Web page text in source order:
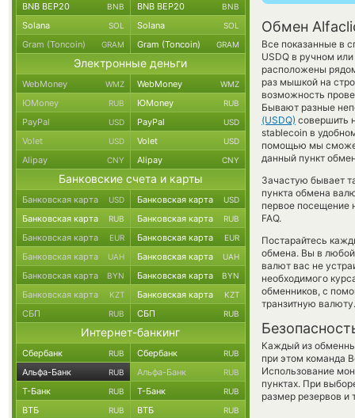
Обмен
Все показанные в
USDQ в ручном
расположены
раз мышкой на
возможность
Бывают разные
(USDQ) совершить
stablecoin в
помощью мы
данный пункт
Зачастую бывает
пункта обмена
первое посещение
FAQ.
Постарайтесь
обмена. Вы в
валют вас не
необходимого
обменников, с
транзитную валюту.
Каждый из
при этом команда
Использование
пунктах. При
размер резервов и
BNB BEP20 BNB BNB BEP20 BNB
Solana SOL Solana SOL
Gram (Toncoin) GRAM Gram (Toncoin) GRAM
Электронные деньги
WebMoney WMZ WebMoney WMZ
ЮMoney RUB ЮMoney RUB
PayPal USD PayPal USD
Volet USD Volet USD
Alipay CNY Alipay CNY
Банковские счета и карты
Банковская карта USD Банковская карта USD
Банковская карта RUB Банковская карта RUB
Банковская карта EUR Банковская карта EUR
Банковская карта UAH Банковская карта UAH
Банковская карта BYN Банковская карта BYN
Банковская карта KZT Банковская карта KZT
СБП RUB СБП RUB
Интернет-банкинг
Сбербанк RUB Сбербанк RUB
Альфа-Банк RUB Альфа-Банк RUB
Т-Банк RUB Т-Банк RUB
ВТБ RUB ВТБ RUB